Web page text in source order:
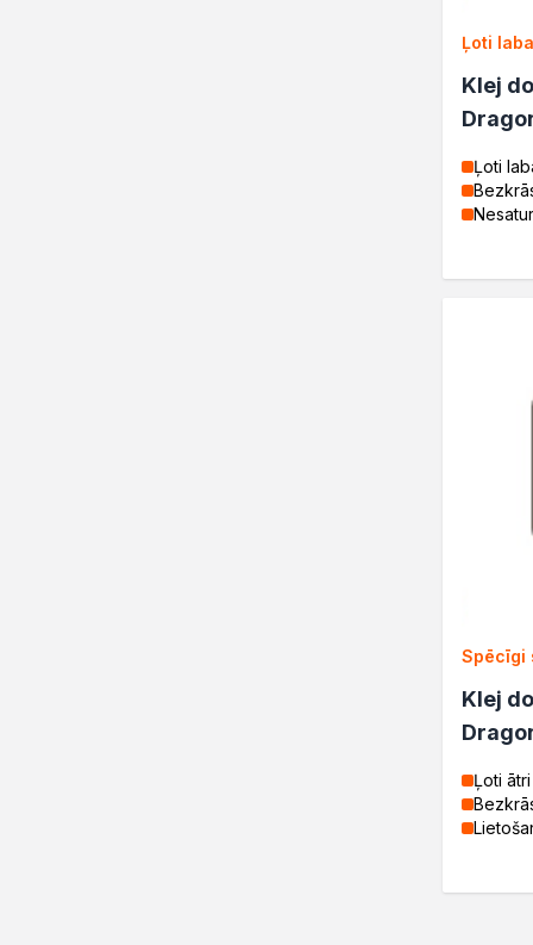
Ļoti
Klej
Ļoti
Spēcīgi
Klej
Ļoti ātri